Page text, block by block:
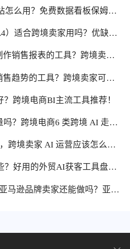
怎么用？免费数据看板保姆级
）适合跨境卖家用吗？优缺点
销售报表的工具？跨境卖家
趋势的工具？跨境卖家可以
跨境电商BI主流工具推荐！
？跨境电商6 类跨境 AI 走量
跨境卖家 AI 运营应该怎么应
？好用的外贸AI获客工具盘
马逊品牌卖家还能做吗？亚马